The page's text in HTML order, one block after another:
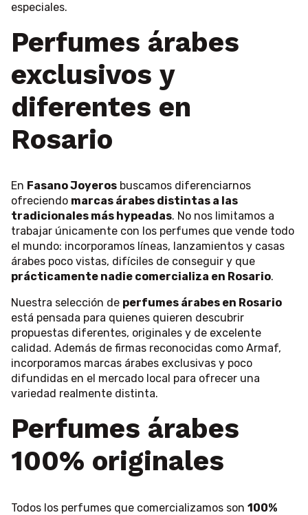
especiales.
Perfumes árabes
exclusivos y
diferentes en
Rosario
En Fasano Joyeros buscamos diferenciarnos
ofreciendo marcas árabes distintas a las
tradicionales más hypeadas. No nos limitamos a
trabajar únicamente con los perfumes que vende todo
el mundo: incorporamos líneas, lanzamientos y casas
árabes poco vistas, difíciles de conseguir y que
prácticamente nadie comercializa en Rosario.
Nuestra selección de perfumes árabes en Rosario
está pensada para quienes quieren descubrir
propuestas diferentes, originales y de excelente
calidad. Además de firmas reconocidas como Armaf,
incorporamos marcas árabes exclusivas y poco
difundidas en el mercado local para ofrecer una
variedad realmente distinta.
Perfumes árabes
100% originales
Todos los perfumes que comercializamos son 100%